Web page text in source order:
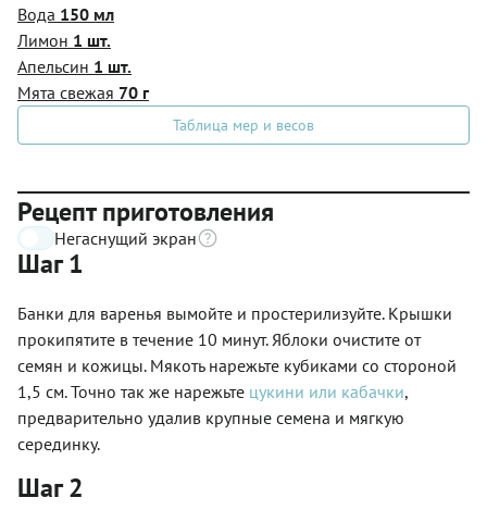
Вода 150 мл
Лимон 1 шт.
Апельсин 1 шт.
Мята свежая 70 г
Таблица мер и весов
Рецепт приготовления
Негаснущий экран
Шаг 1
Банки для варенья вымойте и простерилизуйте. Крышки
прокипятите в течение 10 минут. Яблоки очистите от
семян и кожицы. Мякоть нарежьте кубиками со стороной
1,5 см. Точно так же нарежьте цукини или кабачки,
предварительно удалив крупные семена и мягкую
серединку.
Шаг 2